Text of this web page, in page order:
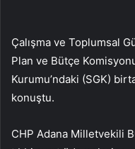
Çalışma ve Toplumsal
Plan ve Bütçe
Kurumu’ndaki (SGK)
konuştu.
CHP Adana Milletvekili